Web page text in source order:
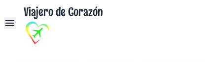
Viajero de Corazón